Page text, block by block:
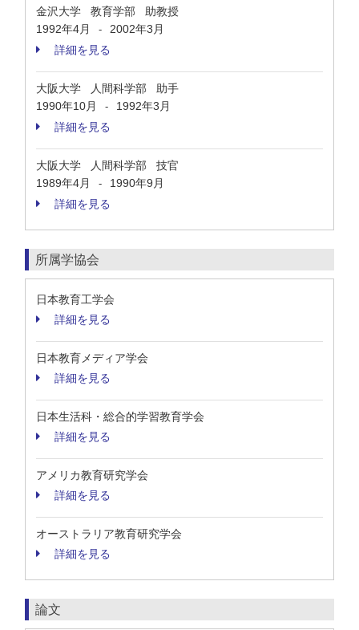
金沢大学 教育学部 助教授
1992年4月
-
2002年3月
詳細を見る
大阪大学 人間科学部 助手
1990年10月
-
1992年3月
詳細を見る
大阪大学 人間科学部 技官
1989年4月
-
1990年9月
詳細を見る
所属学協会
日本教育工学会
詳細を見る
日本教育メディア学会
詳細を見る
日本生活科・総合的学習教育学会
詳細を見る
アメリカ教育研究学会
詳細を見る
オーストラリア教育研究学会
詳細を見る
論文